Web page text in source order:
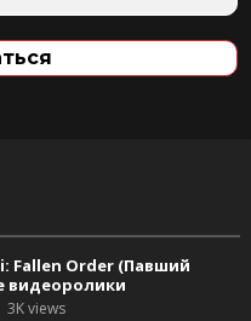
Fallen Order (Павший
видеоролики
3Kviews